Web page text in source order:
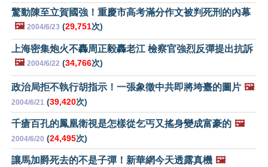
驚動陳至立賀國強！重慶市高考滿分作文被判死刑的內幕
🖼️ 2004/6/23 (29,751次)
上海密集炮火不轟周正毅轟老江 檢察官強烈反彈提出抗訴
🖼️ 2004/6/22 (34,766次)
政治局拒不執行胡指示！一張象徵中共即將垮臺的圖片 🖼️
2004/6/21 (39,420次)
千瘡百孔的鳳凰衛視是怎樣從乞丐又搖身變成富豪的 🖼️
2004/6/20 (24,495次)
讓馬加爵死去的不是子彈！新華網今天透露真機 🖼️